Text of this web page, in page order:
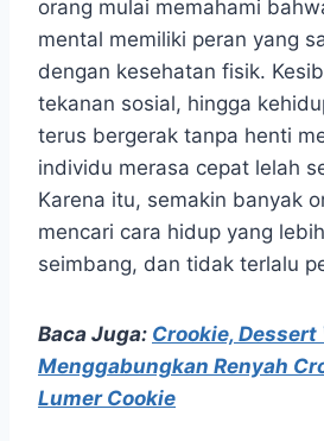
orang mulai memahami
mental memiliki peran yang
dengan kesehatan fisik.
tekanan sosial, hingga
terus bergerak tanpa henti
individu merasa cepat lelah
Karena itu, semakin banyak
mencari cara hidup yang
seimbang, dan tidak terlalu
Baca Juga: Crookie,
Menggabungkan Renyah
Lumer Cookie